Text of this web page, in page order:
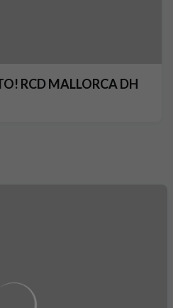
RCD MALLORCA DH